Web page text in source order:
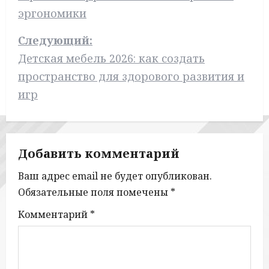
г
а
ц
и
я
п
о
з
эргономики
Следующий:
Детская мебель 2026: как создать
пространство для здорового развития и
игр
Добавить комментарий
Ваш адрес email не будет опубликован.
Обязательные поля помечены *
Комментарий *